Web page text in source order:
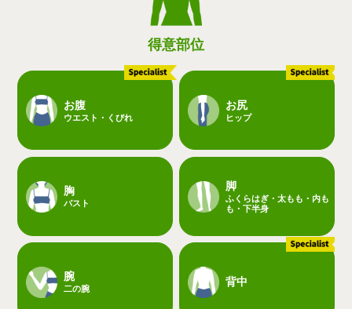
得意部位
お腹
ウエスト・くびれ
お尻
ヒップ
胸
バスト
脚
ふくらはぎ・太もも・内も
も・下半身
腕
二の腕
背中